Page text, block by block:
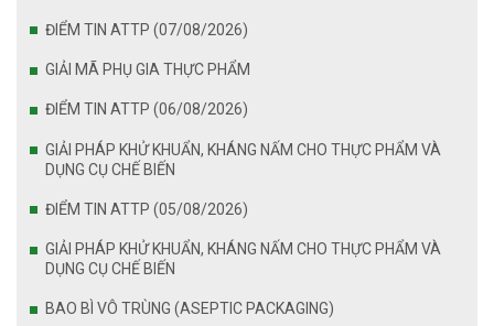
ĐIỂM TIN ATTP (07/08/2026)
GIẢI MÃ PHỤ GIA THỰC PHẨM
ĐIỂM TIN ATTP (06/08/2026)
GIẢI PHÁP KHỬ KHUẨN, KHÁNG NẤM CHO THỰC PHẨM VÀ
DỤNG CỤ CHẾ BIẾN
ĐIỂM TIN ATTP (05/08/2026)
GIẢI PHÁP KHỬ KHUẨN, KHÁNG NẤM CHO THỰC PHẨM VÀ
DỤNG CỤ CHẾ BIẾN
BAO BÌ VÔ TRÙNG (ASEPTIC PACKAGING)